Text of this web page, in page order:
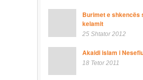
Burimet e shkencës
kelamit
25 Shtator 2012
Akaidi islam i
18 Tetor 2011